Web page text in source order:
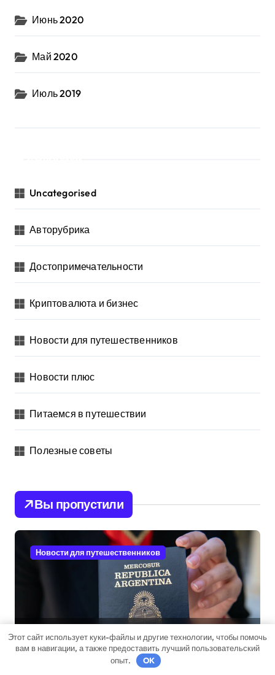
Июнь 2020
Май 2020
Июль 2019
Uncategorised
Авторубрика
Достопримечательности
Криптовалюта и бизнес
Новости для путешественников
Новости плюс
Питаемся в путешествии
Полезные советы
Вы пропустили
Новости для путешественников
Как получить гражданство
Аргентины: Полное
Этот сайт использует куки-файлы и другие технологии, чтобы помочь
вам в навигации, а также предоставить лучший пользовательский
опыт.
OK